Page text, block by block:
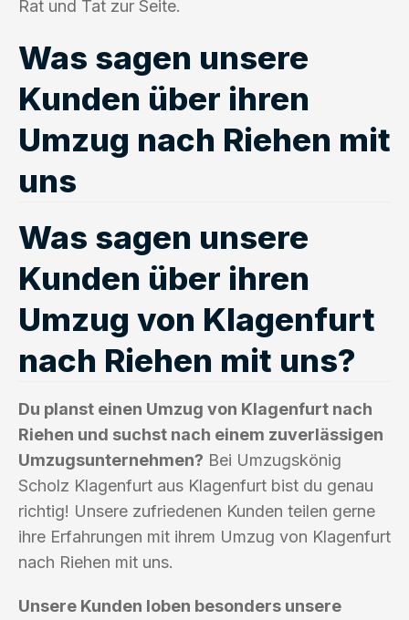
Rat und Tat zur Seite.
Was sagen unsere
Kunden über ihren
Umzug nach Riehen mit
uns
Was sagen unsere
Kunden über ihren
Umzug von Klagenfurt
nach Riehen mit uns?
Du planst einen Umzug von Klagenfurt nach
Riehen und suchst nach einem zuverlässigen
Umzugsunternehmen? Bei Umzugskönig
Scholz Klagenfurt aus Klagenfurt bist du genau
richtig! Unsere zufriedenen Kunden teilen gerne
ihre Erfahrungen mit ihrem Umzug von Klagenfurt
nach Riehen mit uns.
Unsere Kunden loben besonders unsere